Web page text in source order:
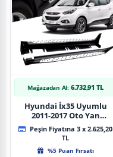
Mağazadan Al: 6.732,91 TL
Hyundai İx35 Uyumlu
2011-2017 Oto Yan
Basamak Koruma Side
Step Bmw Style
Peşin Fiyatına 3 x 2.625,20
TL
%5 Puan Fırsatı